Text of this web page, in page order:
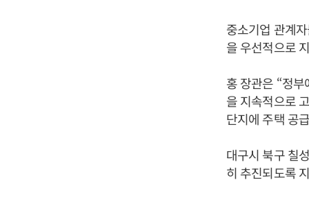
중소기업 관계
을 우선적으로
홍 장관은 “정
을 지속적으로
단지에 주택 공
대구시 북구 칠
히 추진되도록